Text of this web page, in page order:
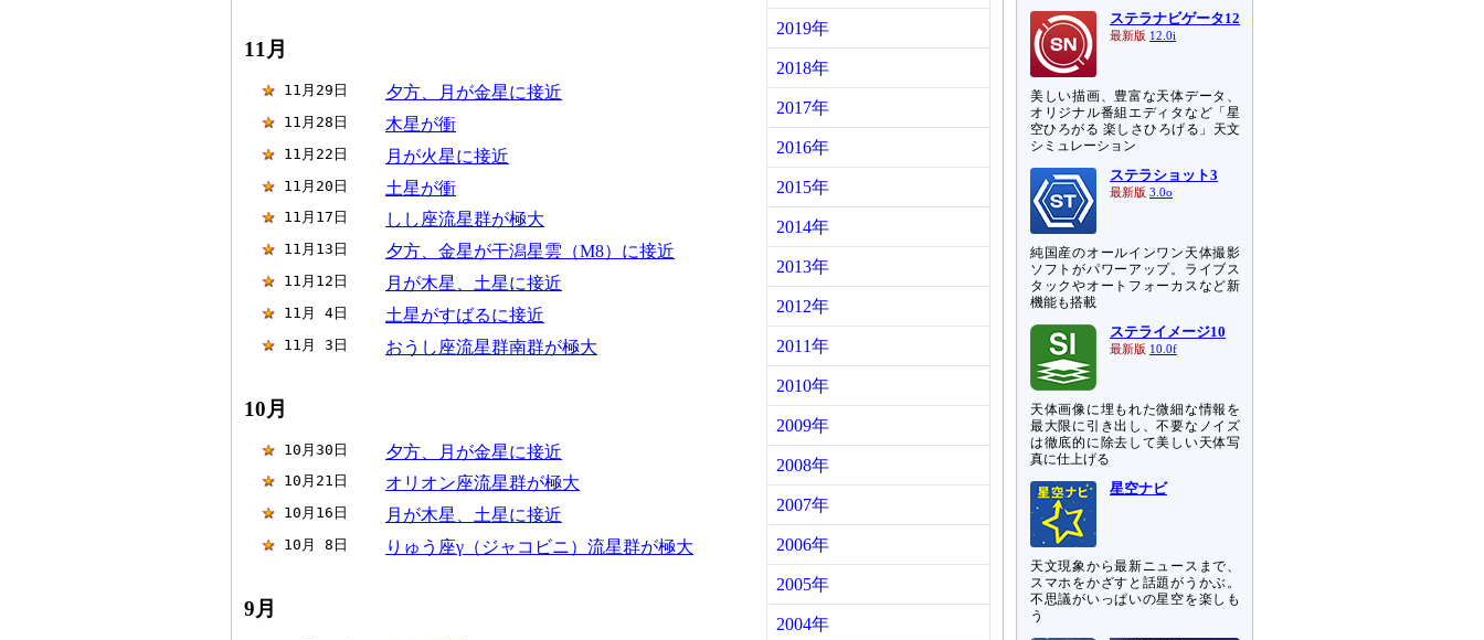
11月
11月29日 夕方、月が金星に接近
11月28日 木星が衝
11月22日 月が火星に接近
11月20日 土星が衝
11月17日 しし座流星群が極大
11月13日 夕方、金星が干潟星雲（M8）に接近
11月12日 月が木星、土星に接近
11月 4日 土星がすばるに接近
11月 3日 おうし座流星群南群が極大
10月
10月30日 夕方、月が金星に接近
10月21日 オリオン座流星群が極大
10月16日 月が木星、土星に接近
10月 8日 りゅう座γ（ジャコビニ）流星群が極大
9月
2019年
2018年
2017年
2016年
2015年
2014年
2013年
2012年
2011年
2010年
2009年
2008年
2007年
2006年
2005年
2004年
ステラナビゲータ12
最新版 12.0i
美しい描画、豊富な天体データ、
オリジナル番組エディタなど「星
空ひろがる 楽しさひろげる」天文
シミュレーション
ステラショット3
最新版 3.0o
純国産のオールインワン天体撮影
ソフトがパワーアップ。ライブス
タックやオートフォーカスなど新
機能も搭載
ステライメージ10
最新版 10.0f
天体画像に埋もれた微細な情報を
最大限に引き出し、不要なノイズ
は徹底的に除去して美しい天体写
真に仕上げる
星空ナビ
天文現象から最新ニュースまで、
スマホをかざすと話題がうかぶ。
不思議がいっぱいの星空を楽しも
う